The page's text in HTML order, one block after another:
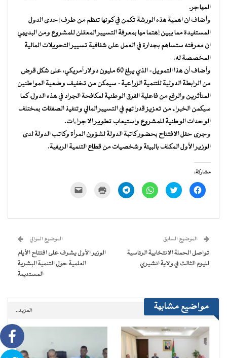
المهاجر.
وأضاف ان اهمية هذه الورشة تكمن في كونها تنظم من طرف إحدى الدول
المستفيدة مما يبين إهتما مها بمعرفة التسيير المعقلن للمشروع ومن البديهي
ان معرفته ستساهم بجدارة في العمل على شفافية تسيير التحويلات المالية
المخصصة له.
وأضاف أن هذا التمويل- الذي يبلغ 60 مليون دولار أمريكي، على شكل قرض
من الرابطة الدولية للتنمية الزراعية- سيمكن من تخفيف وضعية المواطنين
المتأثرين والرفع من فاعلية الفرق الوطنية لمكافحة الجراد في هذه الدول، كما
سيكمن الخبراء من تعزيز قدراتهم في التسيير المالي وتنفيذ الصفقات بمختلف
الوحدات الوطنية للمشروع واستيعاب تطوير الاجراءات.
وجرى حفل الافتتاح بحضور كاتبة الدولة لشؤون المرأة وكاتب الدولة لدى
الوزير الأول المكلف بالبيئة وشخصيات من قطاع التنمية الريفية.
مشاركة:
انقر
للمشاركة
في
اضغط
للمشاركة
في
انقر
للمشاركة
في
انقر
للمشاركة
في
للطباعة
جديدة) الإلكتروني
نافذة
جديدة)
الموضوع السابق
تواصل الحملة الانتخابية الرئاسية
لليوم الثالث في ولاية انشيري
الموضوع الموالي
الوزير الأول يشرف على افتتاح الأيام
العلمية حول التنمية البشرية
المستديمة
مواضيع مشابهة المزيد..